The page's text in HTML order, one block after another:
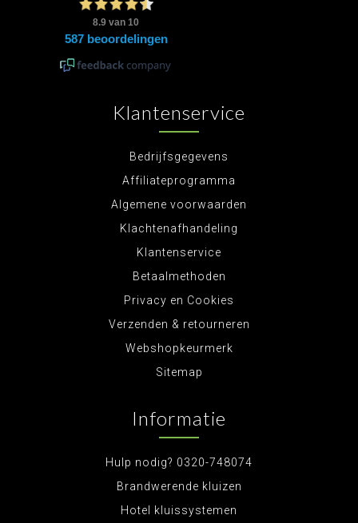
Klantenservice
Bedrijfsgegevens
Affiliateprogramma
Algemene voorwaarden
Klachtenafhandeling
Klantenservice
Betaalmethoden
Privacy en Cookies
Verzenden & retourneren
Webshopkeurmerk
Sitemap
Informatie
Hulp nodig? 0320-748074
Brandwerende kluizen
Hotel kluissystemen